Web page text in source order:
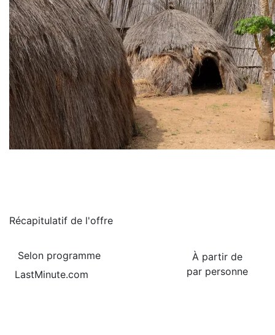
Récapitulatif de l'offre
À partir de
par personne
Selon programme
LastMinute.com